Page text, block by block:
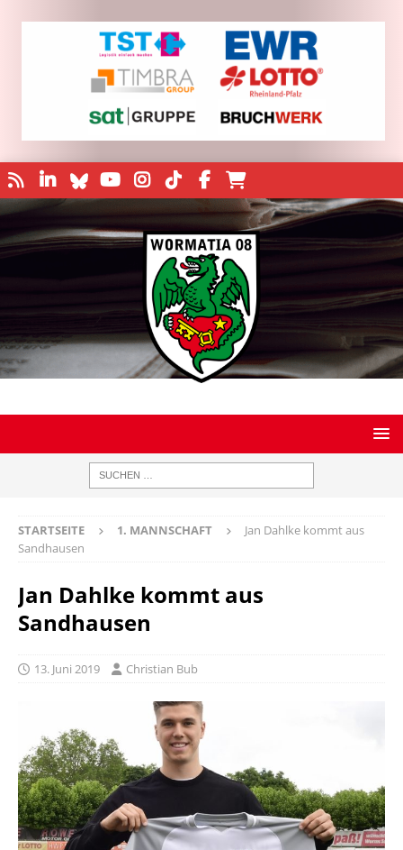
STARTSEITE 1. MANNSCHAFT
Jan Dahlke kommt aus
Sandhausen
Jan Dahlke kommt aus
Sandhausen
13. Juni 2019 Christian Bub